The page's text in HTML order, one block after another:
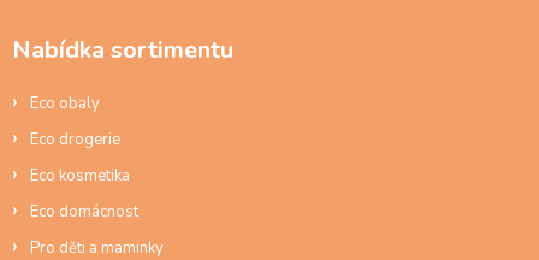
Nabídka sortimentu
Eco obaly
Eco drogerie
Eco kosmetika
Eco domácnost
Pro děti a maminky